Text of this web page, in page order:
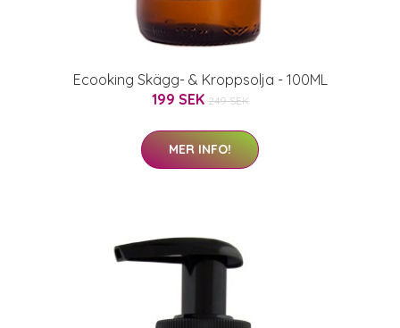
Ecooking Skägg- & Kroppsolja - 100ML
199 SEK 249 SEK
MER INFO!